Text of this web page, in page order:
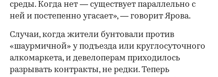
среды. Когда нет — существует параллельно с
ней и постепенно угасает», — говорит Ярова.
Случаи, когда жители бунтовали против
«шаурмичной» у подъезда или круглосуточного
алкомаркета, и девелоперам приходилось
разрывать контракты, не редки. Теперь